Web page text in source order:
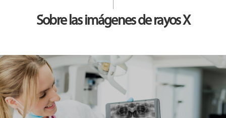
Sobre las imágenes de rayos X